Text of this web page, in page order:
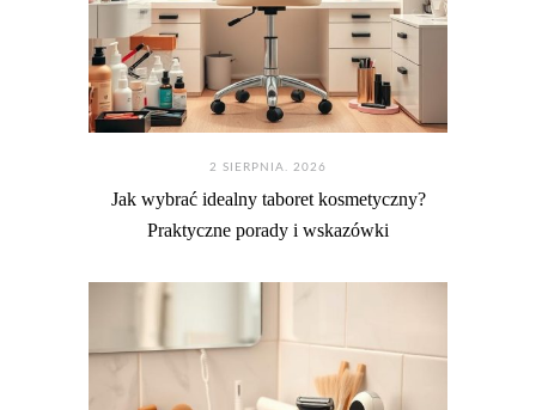
2 SIERPNIA. 2026
Jak wybrać idealny taboret kosmetyczny?
Praktyczne porady i wskazówki